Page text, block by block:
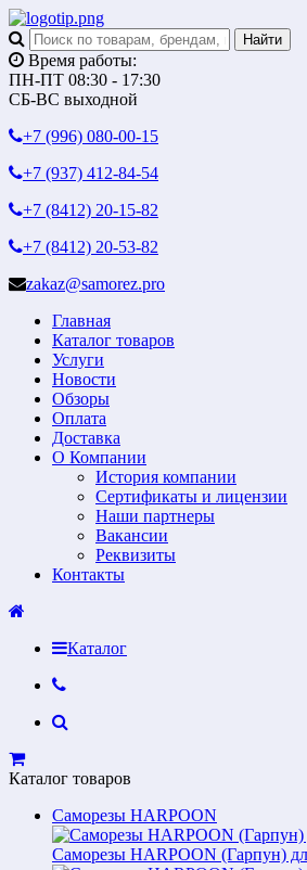
Время работы:
ПН-ПТ 08:30 - 17:30
СБ-ВС выходной
+7 (996) 080-00-15
+7 (937) 412-84-54
+7 (8412) 20-15-82
+7 (8412) 20-53-82
zakaz@samorez.pro
Главная
Каталог товаров
Услуги
Новости
Обзоры
Оплата
Доставка
О Компании
История компании
Сертификаты и лицензии
Наши партнеры
Вакансии
Реквизиты
Контакты
Каталог
Каталог товаров
Саморезы HARPOON
Саморезы HARPOON (Гарпун)